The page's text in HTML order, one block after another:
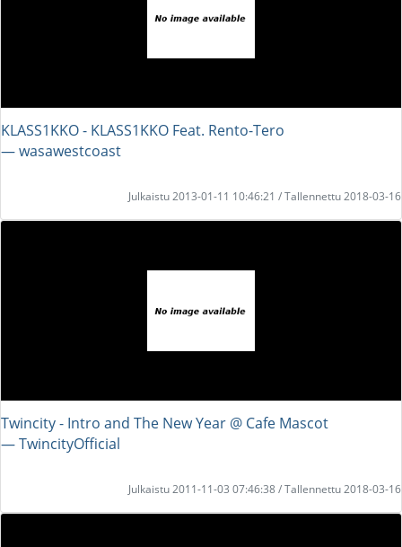
KLASS1KKO - KLASS1KKO Feat. Rento-Tero
― wasawestcoast
Julkaistu 2013-01-11 10:46:21 / Tallennettu 2018-03-16
Twincity - Intro and The New Year @ Cafe Mascot
― TwincityOfficial
Julkaistu 2011-11-03 07:46:38 / Tallennettu 2018-03-16